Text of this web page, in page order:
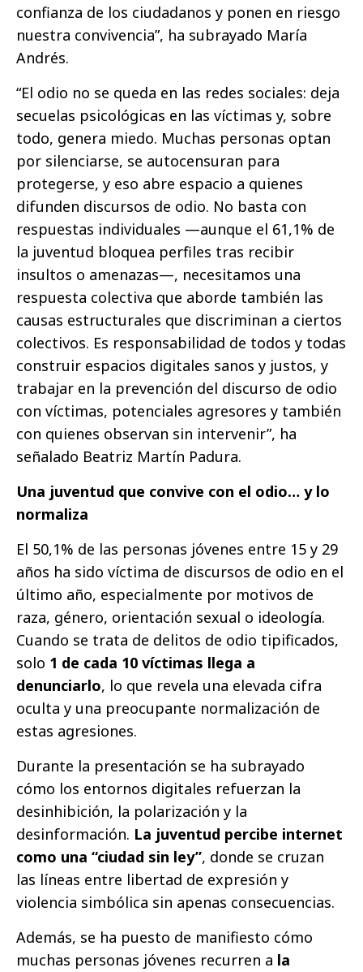
confianza de los ciudadanos y ponen en riesgo
nuestra convivencia”, ha subrayado María
Andrés.
“El odio no se queda en las redes sociales: deja
secuelas psicológicas en las víctimas y, sobre
todo, genera miedo. Muchas personas optan
por silenciarse, se autocensuran para
protegerse, y eso abre espacio a quienes
difunden discursos de odio. No basta con
respuestas individuales —aunque el 61,1% de
la juventud bloquea perfiles tras recibir
insultos o amenazas—, necesitamos una
respuesta colectiva que aborde también las
causas estructurales que discriminan a ciertos
colectivos. Es responsabilidad de todos y todas
construir espacios digitales sanos y justos, y
trabajar en la prevención del discurso de odio
con víctimas, potenciales agresores y también
con quienes observan sin intervenir”, ha
señalado Beatriz Martín Padura.
Una juventud que convive con el odio… y lo
normaliza
El 50,1% de las personas jóvenes entre 15 y 29
años ha sido víctima de discursos de odio en el
último año, especialmente por motivos de
raza, género, orientación sexual o ideología.
Cuando se trata de delitos de odio tipificados,
solo 1 de cada 10 víctimas llega a
denunciarlo, lo que revela una elevada cifra
oculta y una preocupante normalización de
estas agresiones.
Durante la presentación se ha subrayado
cómo los entornos digitales refuerzan la
desinhibición, la polarización y la
desinformación. La juventud percibe internet
como una “ciudad sin ley”, donde se cruzan
las líneas entre libertad de expresión y
violencia simbólica sin apenas consecuencias.
Además, se ha puesto de manifiesto cómo
muchas personas jóvenes recurren a la